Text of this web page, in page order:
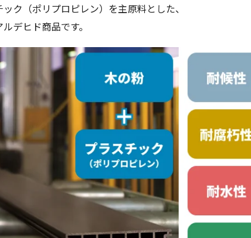
ク（ポリプロピレン）を主原料とした、
デヒド商品です。